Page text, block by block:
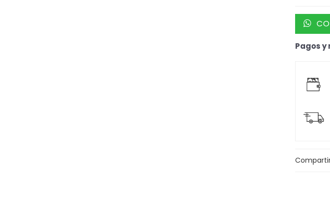
Pagos